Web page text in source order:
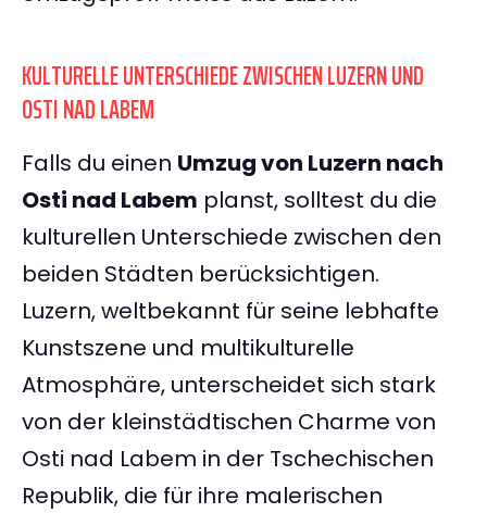
KULTURELLE UNTERSCHIEDE ZWISCHEN LUZERN UND
OSTI NAD LABEM
Falls du einen Umzug von Luzern nach
Osti nad Labem planst, solltest du die
kulturellen Unterschiede zwischen den
beiden Städten berücksichtigen.
Luzern, weltbekannt für seine lebhafte
Kunstszene und multikulturelle
Atmosphäre, unterscheidet sich stark
von der kleinstädtischen Charme von
Osti nad Labem in der Tschechischen
Republik, die für ihre malerischen